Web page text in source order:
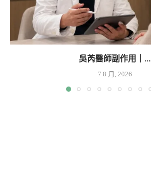
吳芮醫師副作用｜...
7 8 月, 2026